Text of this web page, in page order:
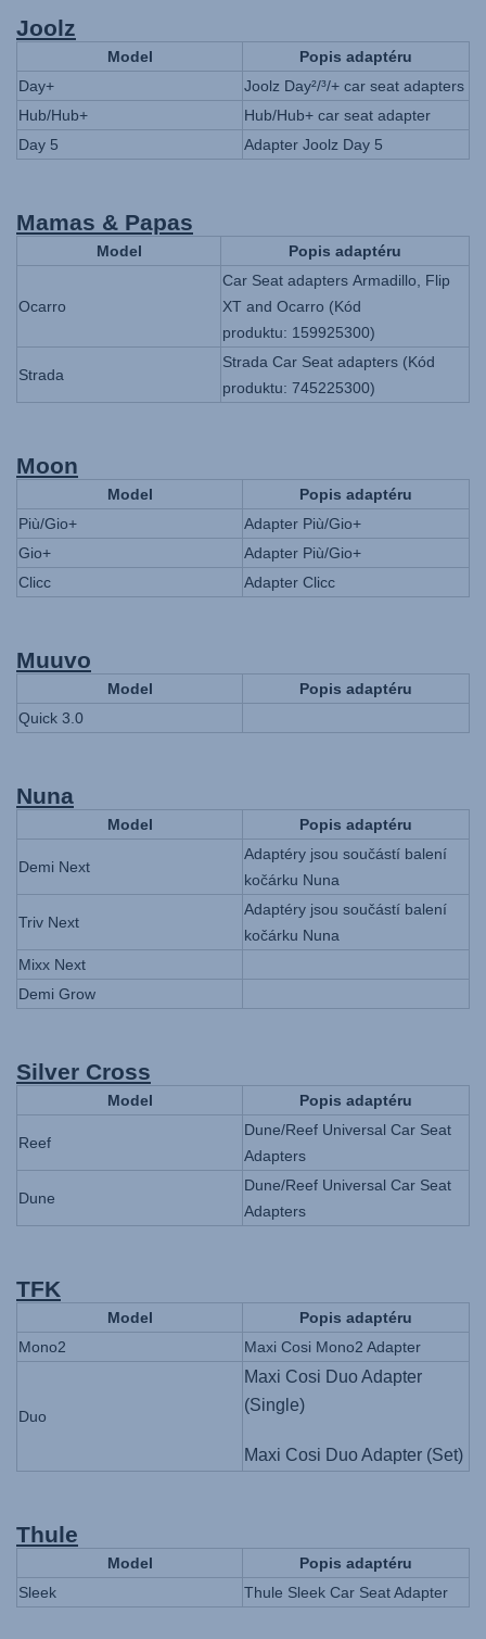
Joolz
Model
Popis adaptéru
Day+
Joolz Day²/³/+ car seat adapters
Hub/Hub+
Hub/Hub+ car seat adapter
Day 5
Adapter Joolz Day 5
Mamas & Papas
Model Popis adaptéru
Ocarro
Car Seat adapters Armadillo, Flip
XT and Ocarro (Kód
produktu: 159925300)
Strada
Strada Car Seat adapters (Kód
produktu: 745225300)
Moon
Model
Popis adaptéru
Più/Gio+
Adapter Più/Gio+
Gio+
Adapter Più/Gio+
Clicc
Adapter Clicc
Muuvo
Model
Popis adaptéru
Quick 3.0
Nuna
Model Popis adaptéru
Demi Next
Adaptéry jsou součástí balení
kočárku Nuna
Triv Next
Adaptéry jsou součástí balení
kočárku Nuna
Mixx Next
Demi Grow
Silver Cross
Model Popis adaptéru
Reef
Dune/Reef Universal Car Seat
Adapters
Dune
Dune/Reef Universal Car Seat
Adapters
TFK
Model
Popis adaptéru
Mono2
Maxi Cosi Mono2 Adapter
Duo
Maxi Cosi Duo Adapter
(Single)
Maxi Cosi Duo Adapter (Set)
Thule
Model
Popis adaptéru
Sleek
Thule Sleek Car Seat Adapter